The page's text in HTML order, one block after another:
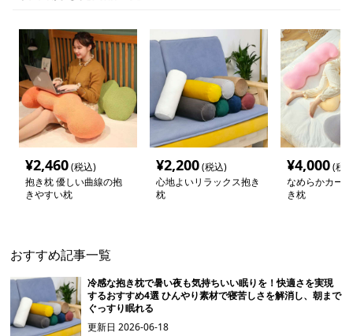
¥2,460(税込)
抱き枕 優しい曲線の抱
きやすい枕
¥2,200(税込)
心地よいリラックス抱き
枕
¥4,000(税
なめらかカー
き枕
おすすめ記事一覧
冷感な抱き枕で暑い夜も気持ちいい眠りを！快適さを実現
するおすすめ4選 ひんやり素材で寝苦しさを解消し、朝まで
ぐっすり眠れる
更新日2026-06-18